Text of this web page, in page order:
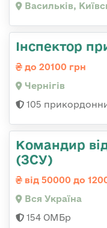
Васильків,
Інспектор
до 20100 грн
Чернігів
105
Командир
(ЗСУ)
від 50000 до
Вся Україна
154 ОМБр